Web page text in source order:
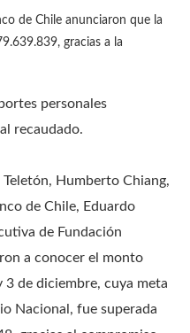
de Chile anunciaron que la
gracias a la
personales
recaudado.
Humberto Chiang,
de Chile, Eduardo
de Fundación
a conocer el monto
3 de diciembre, cuya meta
Nacional, fue superada